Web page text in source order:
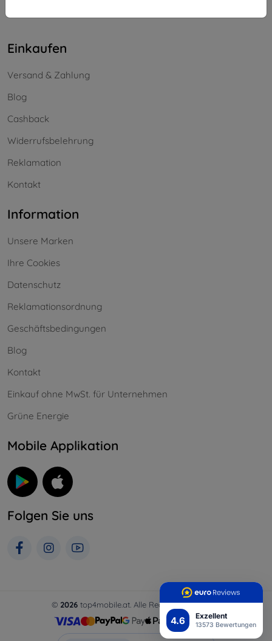
4.6 Exzellent
13573 Bewertungen
Einkaufen
Versand & Zahlung
Blog
Cashback
Widerrufsbelehrung
Reklamation
Kontakt
Information
Unsere Marken
Ihre Cookies
Datenschutz
Reklamationsordnung
Geschäftsbedingungen
Blog
Kontakt
Einkauf ohne MwSt. für Unternehmen
Grüne Energie
Mobile Applikation
Folgen Sie uns
© 2026top4mobile.at. Alle Rechte vorbehalten.